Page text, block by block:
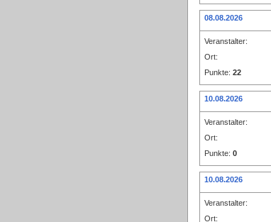
08.08.2026
Veranstalter:
Ort:
Punkte: 22
10.08.2026
Veranstalter:
Ort:
Punkte: 0
10.08.2026
Veranstalter:
Ort: